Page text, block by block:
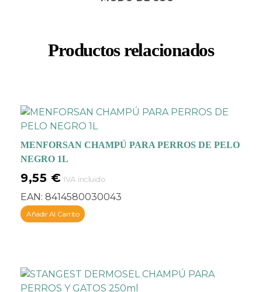
todas las razas pelo
largo y con tendencia al
LAPSA APSO.
Productos relacionados
MENFORSAN CHAMPÚ PARA PERROS DE PELO
NEGRO 1L
9,55 € IVA incluido
EAN: 8414580030043
Añadir Al Carrito